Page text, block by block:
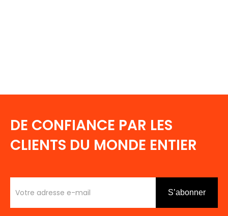
DE CONFIANCE PAR LES
CLIENTS DU MONDE ENTIER
S’abonner